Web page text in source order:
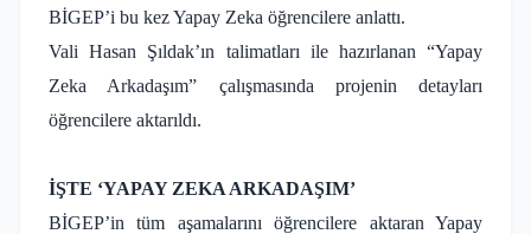
BİGEP’i bu kez Yapay Zeka öğrencilere anlattı.
Vali Hasan Şıldak’ın talimatları ile hazırlanan “Yapay
Zeka Arkadaşım” çalışmasında projenin detayları
öğrencilere aktarıldı.
İŞTE ‘YAPAY ZEKA ARKADAŞIM’
BİGEP’in tüm aşamalarını öğrencilere aktaran Yapay